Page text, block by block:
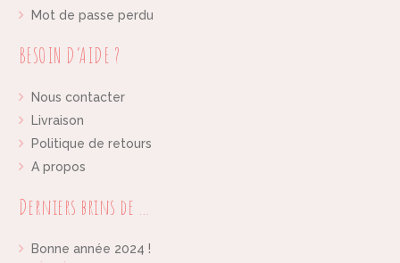
Mot de passe perdu
BESOIN D’AIDE ?
Nous contacter
Livraison
Politique de retours
A propos
Derniers brins de …
Bonne année 2024 !